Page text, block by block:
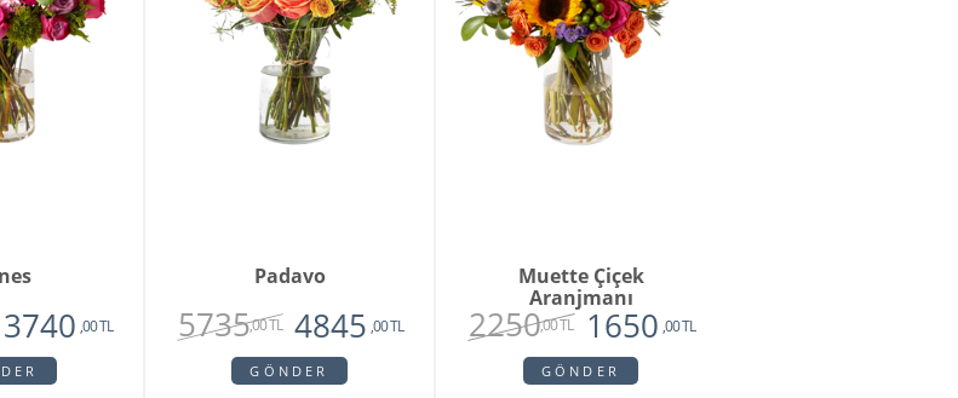
3740 ,00 TL
Padavo
5735,00 TL 4845 ,00 TL
GÖNDER
Muette Çiçek
Aranjmanı
2250,00 TL 1650 ,00 TL
GÖNDER